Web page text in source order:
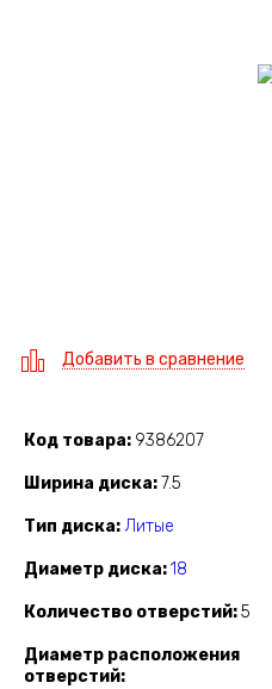
Добавить в сравнение
Код товара 9386207
Ширина диска 7.5
Тип диска Литые
Диаметр диска 18
Количество отверстий 5
Диаметр расположения
отверстий